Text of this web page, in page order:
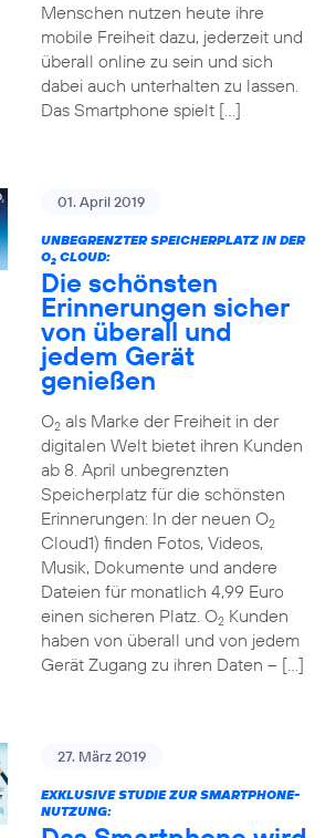
Menschen nutzen heute ihre
mobile Freiheit dazu, jederzeit und
überall online zu sein und sich
dabei auch unterhalten zu lassen.
Das Smartphone spielt […]
01. April 2019
UNBEGRENZTER SPEICHERPLATZ IN DER
O2CLOUD:
Die schönsten
Erinnerungen sicher
von überall und
jedem Gerät
genießen
O2als Marke der Freiheit in der
digitalen Welt bietet ihren Kunden
ab 8. April unbegrenzten
Speicherplatz für die schönsten
Erinnerungen: In der neuen O2
Cloud1) finden Fotos, Videos,
Musik, Dokumente und andere
Dateien für monatlich 4,99 Euro
einen sicheren Platz. O2Kunden
haben von überall und von jedem
Gerät Zugang zu ihren Daten – […]
27. März 2019
EXKLUSIVE STUDIE ZUR SMARTPHONE-
NUTZUNG: